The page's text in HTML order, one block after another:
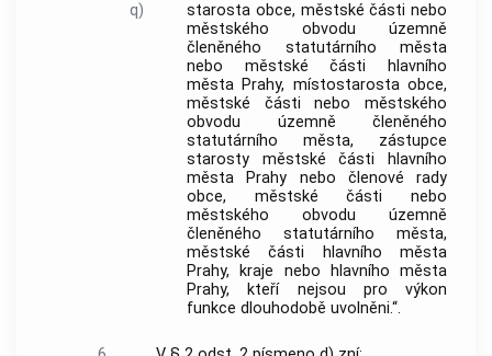
q)
starosta obce, městské části nebo
městského obvodu územně
členěného statutárního města
nebo městské části hlavního
města Prahy, místostarosta obce,
městské části nebo městského
obvodu územně členěného
statutárního města, zástupce
starosty městské části hlavního
města Prahy nebo členové rady
obce, městské části nebo
městského obvodu územně
členěného statutárního města,
městské části hlavního města
Prahy, kraje nebo hlavního města
Prahy, kteří nejsou pro výkon
funkce dlouhodobě uvolněni.“.